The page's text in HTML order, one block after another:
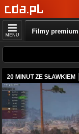
MENU Filmy premium
20 MINUT ZE SŁAWKIEM